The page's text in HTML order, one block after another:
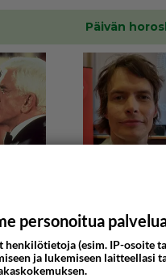
personoitua
henkilötietoja (esim. IP-osoite
ja lukemiseen laitteellasi